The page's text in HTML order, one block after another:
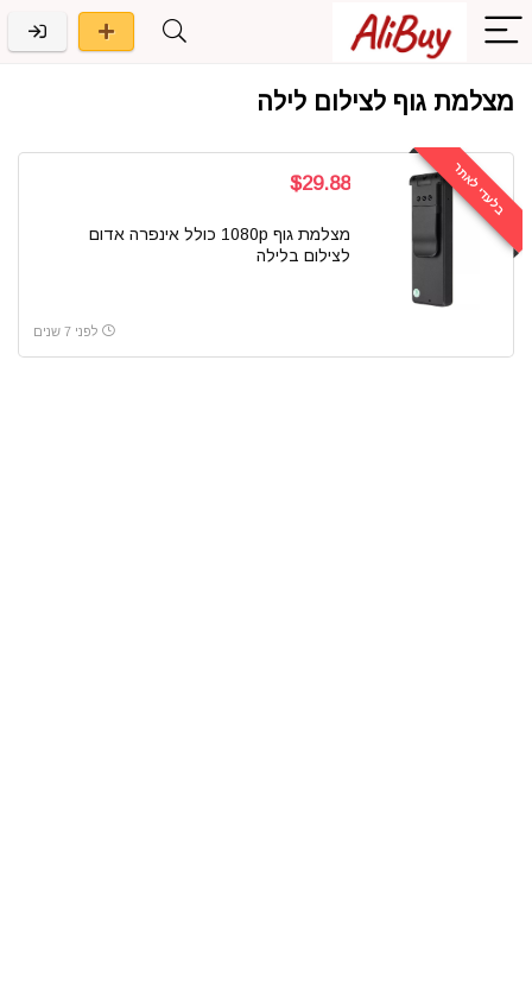
מצלמת גוף לצילום לילה
בלעדי לאתר $29.88
מצלמת גוף 1080p כולל אינפרה אדום
לצילום בלילה
לפני 7 שנים